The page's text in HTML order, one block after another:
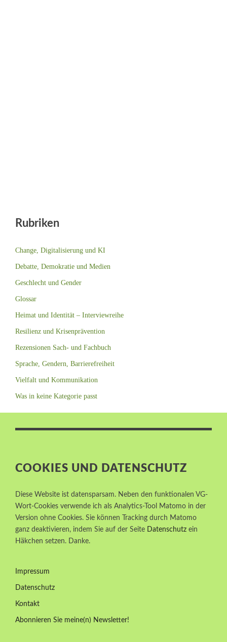
Rubriken
Change, Digitalisierung und KI
Debatte, Demokratie und Medien
Geschlecht und Gender
Glossar
Heimat und Identität – Interviewreihe
Resilienz und Krisenprävention
Rezensionen Sach- und Fachbuch
Sprache, Gendern, Barrierefreiheit
Vielfalt und Kommunikation
Was in keine Kategorie passt
COOKIES UND DATENSCHUTZ
Diese Website ist datensparsam. Neben den funktionalen VG-
Wort-Cookies verwende ich als Analytics-Tool Matomo in der
Version ohne Cookies. Sie können Tracking durch Matomo
ganz deaktivieren, indem Sie auf der Seite Datenschutz ein
Häkchen setzen. Danke.
Impressum
Datenschutz
Kontakt
Abonnieren Sie meine(n) Newsletter!